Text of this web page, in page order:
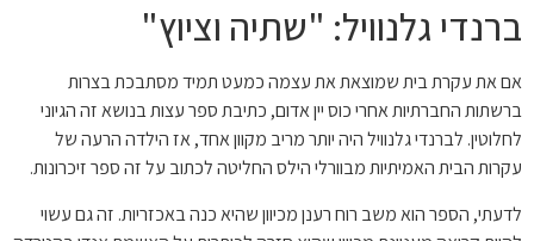
ברנדי גלנוויל: "שתיה וציוץ"
אם את עקרת בית שמוצאת את עצמה כמעט תמיד מסתבכת בצרות
ברשתות החברתיות אחרי כוס יין אדום, כתיבת ספר עצות בנושא זה הגיוני
לחלוטין. לברנדי גלנוויל היה יותר מריב מקוון אחד, אז הילדה הרעה של
עקרות הבית האמיתיות מבוורלי הילס החליטה לכתוב על זה ספר זיכרונות.
לדעתי, הספר הוא משב רוח רענן מכיוון שהיא כנה באכזריות. זה גם עשוי